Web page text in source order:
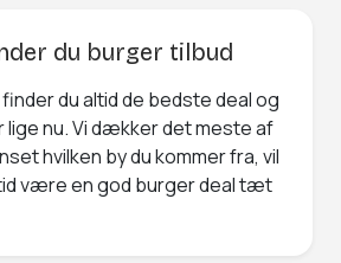
du burger tilbud
du altid de bedste deal og
lige nu. Vi dækker det meste af
hvilken by du kommer fra, vil
være en god burger deal tæt